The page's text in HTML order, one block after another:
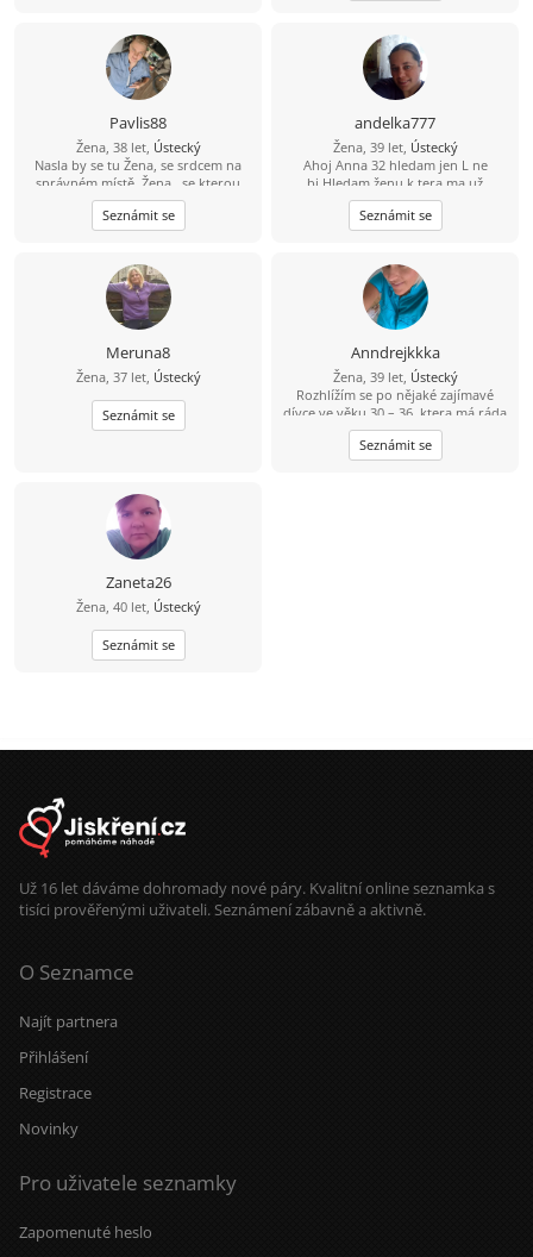
Pavlis88
Žena, 38 let, Ústecký
Nasla by se tu Žena, se srdcem na
správném místě. Žena , se kterou
budu moct trávit volné chvíle. Ženu,
kterou budu moct rozmazlovat. ??
Seznámit se
andelka777
Žena, 39 let, Ústecký
Ahoj Anna 32 hledam jen L ne
bi.Hledam ženu k tera ma už
vyřešenou minulost ktera umý davat
lasku se kterou se zasměju ktera ma
rada turistiku prochazky romantiku
bude teplo mýt si co řict.Zatim se
poznat psanim a časem i setkani
budu se těšit Anna
Seznámit se
Meruna8
Žena, 37 let, Ústecký
Seznámit se
Anndrejkkka
Žena, 39 let, Ústecký
Rozhlížím se po nějaké zajímavé
dívce ve věku 30 – 36, ktera má ráda
sport, výlety, cestování, je ve vztahu
věrna a stále hledá tu pravou... :).
Seznámit se
Zaneta26
Žena, 40 let, Ústecký
Seznámit se
Už 16 let dáváme dohromady nové páry. Kvalitní online seznamka s
tisíci prověřenými uživateli. Seznámení zábavně a aktivně.
O Seznamce
Najít partnera
Přihlášení
Registrace
Novinky
Pro uživatele seznamky
Zapomenuté heslo